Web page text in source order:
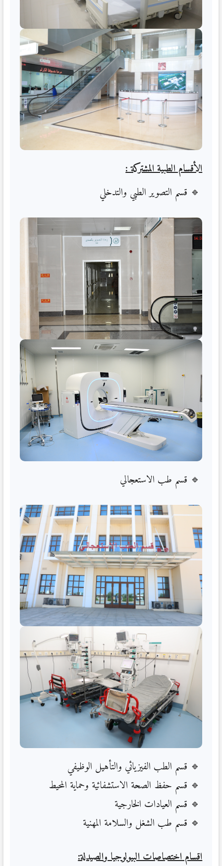
الأقسام الطبية المشتركة :
قسم التصوير الطبي والتدخلي
قسم طب الاستعجالي
قسم الطب الفيزيائي والتأهيل الوظيفي
قسم حفظ الصحة الاستشفائية وحماية المحيط
قسم العيادات الخارجية
قسم طب الشغل والسلامة المهنية
اقسام اختصاصات البيولوجيا والصيدلة: